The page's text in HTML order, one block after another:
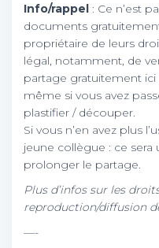
Info/rappel : Ce n’est
documents
propriétaire de leurs
légal, notamment, de
partage gratuitement ici
même si vous avez
plastifier / découper.
Si vous n’en avez plus
jeune collègue : ce
prolonger le partage.
Plus d’infos sur les
reproduction/diffusion
—-